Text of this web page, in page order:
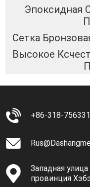
Эпоксидная
Сетка
Высокое
+86-318-
Западная
провинция